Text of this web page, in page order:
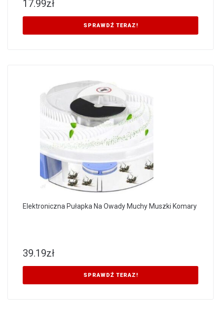
17.99zł
SPRAWDŹ TERAZ!
Elektroniczna Pułapka Na Owady Muchy Muszki Komary
39.19zł
SPRAWDŹ TERAZ!